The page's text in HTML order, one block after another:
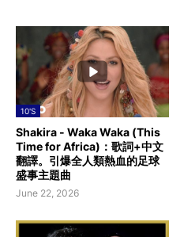
10'S
Shakira - Waka Waka (This
Time for Africa)：歌詞+中文
翻譯。引爆全人類熱血的足球
盛事主題曲
June 22, 2026